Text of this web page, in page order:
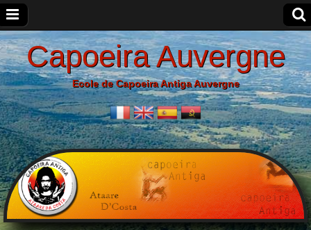
Capoeira Auvergne
Ecole de Capoeira Antiga Auvergne